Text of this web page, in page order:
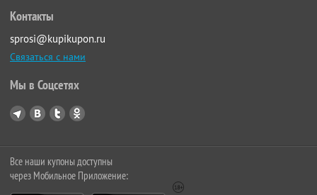
Контакты
sprosi@kupikupon.ru
Связаться с нами
Мы в Соцсетях
Все наши купоны доступны
через Мобильное Приложение: